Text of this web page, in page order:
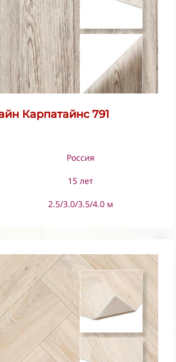
Карпатайнс 791
Россия
15 лет
2.5/3.0/3.5/4.0 м